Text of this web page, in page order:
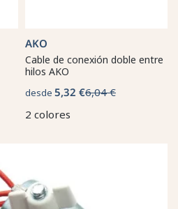
AKO
Cable de conexión doble entre
hilos AKO
desde 5,32 €6,04 €
2 colores